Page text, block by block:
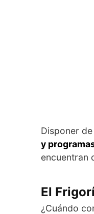
Disponer
y
encuentran
El
¿Cuándo